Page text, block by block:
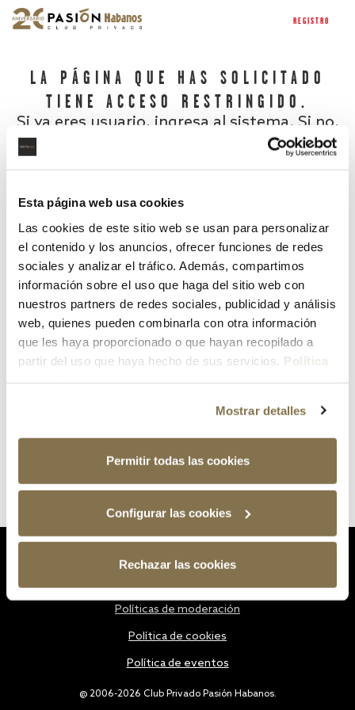
Esta página web usa cookies
Las cookies de este sitio web se usan para personalizar
el contenido y los anuncios, ofrecer funciones de redes
sociales y analizar el tráfico. Además, compartimos
información sobre el uso que haga del sitio web con
nuestros partners de redes sociales, publicidad y análisis
web, quienes pueden combinarla con otra información
que les haya proporcionado o que hayan recopilado a
partir del uso que haya hecho de sus servicios. Política
Mostrar detalles
Permitir todas las cookies
Configurar las cookies
Rechazar las cookies
REGISTRO
LA PÁGINA QUE HAS SOLICITADO
TIENE ACCESO RESTRINGIDO.
Si ya eres usuario, ingresa al sistema. Si no,
¿Has olvidado tu contraseña?
@ 2006-2026 Club Privado Pasión Habanos.
Políticas de moderación
Política de cookies
Política de eventos